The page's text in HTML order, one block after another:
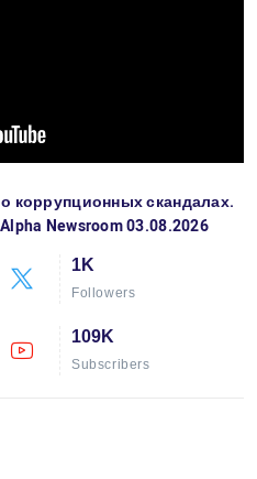
коррупционных скандалах.
Newsroom 03.08.2026
1K
Followers
109K
Subscribers